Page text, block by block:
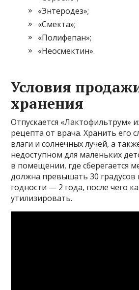
«Энтеродез»;
«Смекта»;
«Полифепан»;
«Неосмектин».
Условия
хранения
Отпускается «Лактофильтрум»
рецепта от врача. Хранить его
влаги и солнечных лучей, а
недоступном для маленьких
в помещении, где сберегается
должна превышать 30
годности — 2 года, после чего
утилизировать.